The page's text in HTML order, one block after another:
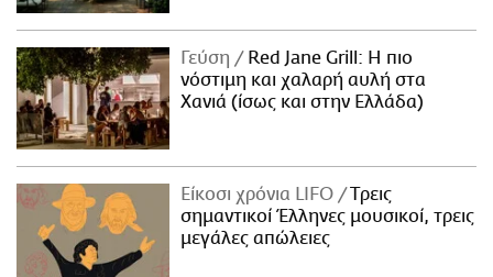
Γεύση
Red Jane Grill: Η πιο
νόστιμη και χαλαρή αυλή στα
Χανιά (ίσως και στην Ελλάδα)
Είκοσι χρόνια LIFO
Tρεις
σημαντικοί Έλληνες μουσικοί, τρεις
μεγάλες απώλειες